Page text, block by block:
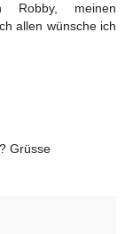
Robby, meinen
allen wünsche ich
Grüsse